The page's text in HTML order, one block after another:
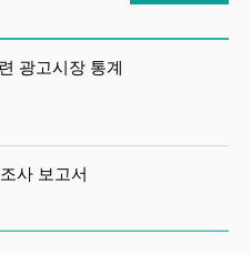
광고시장 통계
사 보고서